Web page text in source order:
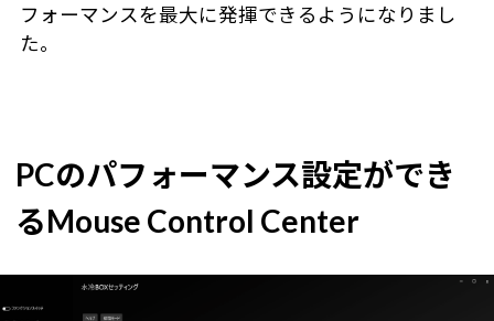
フォーマンスを最大に発揮できるようになりまし
た。
PCのパフォーマンス設定ができ
るMouse Control Center